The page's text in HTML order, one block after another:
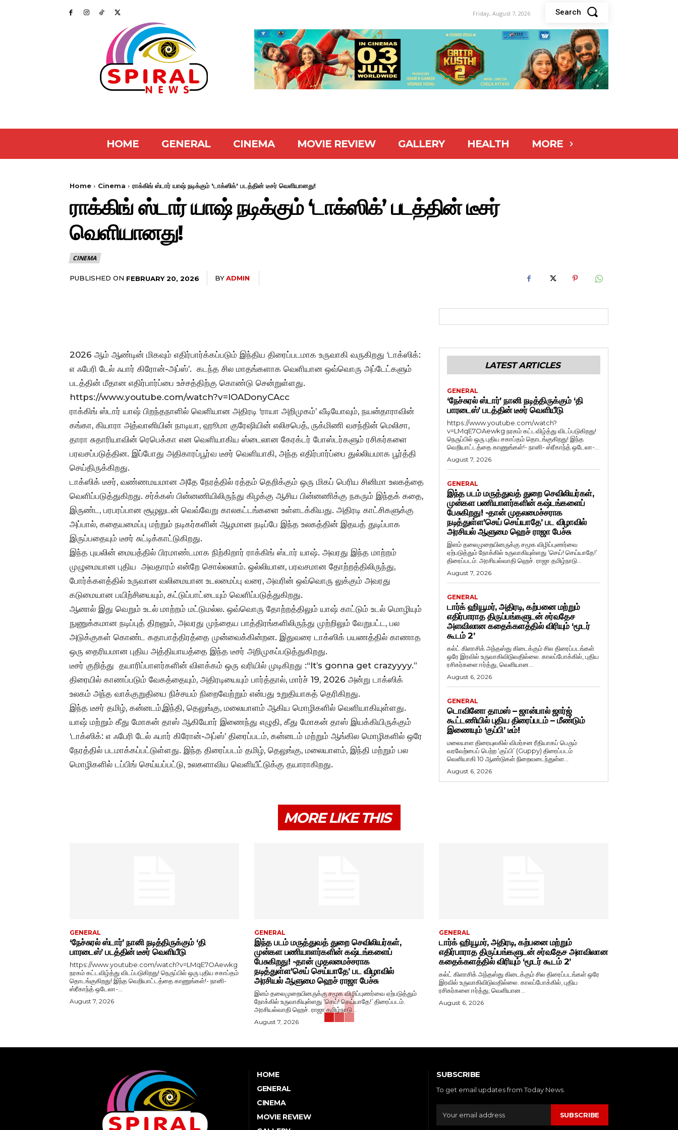
Friday, August 7, 2026 Search
HOME GENERAL CINEMA MOVIE REVIEW GALLERY HEALTH MORE
Home Cinema ராக்கிங் ஸ்டார் யாஷ் நடிக்கும் 'டாக்ஸிக்' படத்தின் டீசர் வெளியானது!
ராக்கிங் ஸ்டார் யாஷ் நடிக்கும் ‘டாக்ஸிக்’ படத்தின் டீசர்
வெளியானது!
CINEMA
PUBLISHED ON FEBRUARY 20, 2026 BYADMIN
2026 ஆம் ஆண்டின் மிகவும் எதிர்பார்க்கப்படும் இந்திய திரைப்படமாக உருவாகி வருகிறது ‘டாக்ஸிக்:
எ ஃபேரி டேல் ஃபார் கிரோன்-அப்ஸ்’. கடந்த சில மாதங்களாக வெளியான ஒவ்வொரு அப்டேட்களும்
படத்தின் மீதான எதிர்பார்ப்பை உச்சத்திற்கு கொண்டு சென்றுள்ளது.
https://www.youtube.com/watch?v=IOADonyCAcc
ராக்கிங் ஸ்டார் யாஷ் பிறந்தநாளில் வெளியான அதிரடி ‘ராயா அறிமுகம்’ வீடியோவும், நயன்தாராவின்
கங்கா, கியாரா அத்வானியின் நாடியா, ஹூமா குரேஷியின் எலிசபெத், ருக்மிணி வசந்தின் மெலிசா,
தாரா சுதாரியாவின் ரெபெக்கா என வெளியாகிய ஸ்டைலான கேரக்டர் போஸ்டர்களும் ரசிகர்களை
பரவசப்படுத்தின. இப்போது அதிகாரப்பூர்வ டீசர் வெளியாகி, அந்த எதிர்பார்ப்பை துல்லியமாக பூர்த்தி
செய்திருக்கிறது.
டாக்ஸிக் டீசர், வண்ணமயமான அதே நேரத்தில் ரத்தம் தெறிக்கும் ஒரு மிகப் பெரிய சினிமா உலகத்தை
வெளிப்படுத்துகிறது. சர்க்கஸ் பின்னணியிலிருந்து கிழக்கு ஆசிய பின்னணிக்கு நகரும் இந்தக் கதை,
இருண்ட, பரபரப்பான சூழலுடன் வெவ்வேறு காலகட்டங்களை உள்ளடக்கியது. அதிரடி காட்சிகளுக்கு
அப்பால், கதையமைப்பு மற்றும் நடிகர்களின் ஆழமான நடிப்பே இந்த உலகத்தின் இதயத் துடிப்பாக
இருப்பதையும் டீசர் சுட்டிக்காட்டுகிறது.
இந்த புயலின் மையத்தில் பிரமாண்டமாக நிற்கிறார் ராக்கிங் ஸ்டார் யாஷ். அவரது இந்த மாற்றம்
முழுமையான புதிய அவதாரம் என்றே சொல்லலாம். ஒல்லியான, பரவசமான தோற்றத்திலிருந்து,
போர்க்களத்தில் உருவான வலிமையான உடலமைப்பு வரை, அவரின் ஒவ்வொரு லுக்கும் அவரது
கடுமையான பயிற்சியையும், கட்டுப்பாட்டையும் வெளிப்படுத்துகிறது.
ஆனால் இது வெறும் உடல் மாற்றம் மட்டுமல்ல. ஒவ்வொரு தோற்றத்திலும் யாஷ் காட்டும் உடல் மொழியும்
நுணுக்கமான நடிப்புத் திறனும், அவரது முந்தைய பாத்திரங்களிலிருந்து முற்றிலும் வேறுபட்ட, பல
அடுக்குகள் கொண்ட கதாபாத்திரத்தை முன்வைக்கின்றன. இதுவரை டாக்ஸிக் பயணத்தில் காணாத
ஒரு தைரியமான புதிய அத்தியாயத்தை இந்த டீசர் அறிமுகப்படுத்துகிறது.
டீசர் குறித்து தயாரிப்பாளர்களின் விளக்கம் ஒரு வரியில் முடிகிறது :“It’s gonna get crazyyyy.”
திரையில் காணப்படும் வேகத்தையும், அதிரடியையும் பார்த்தால், மார்ச் 19, 2026 அன்று டாக்ஸிக்
உலகம் அந்த வாக்குறுதியை நிச்சயம் நிறைவேற்றும் என்பது உறுதியாகத் தெரிகிறது.
இந்த டீசர் தமிழ், கன்னடம்,இந்தி, தெலுங்கு, மலையாளம் ஆகிய மொழிகளில் வெளியாகியுள்ளது.
யாஷ் மற்றும் கீது மோகன் தாஸ் ஆகியோர் இணைந்து எழுதி, கீது மோகன் தாஸ் இயக்கியிருக்கும்
‘டாக்ஸிக்: எ ஃபேரி டேல் ஃபார் கிரோன்-அப்ஸ்’ திரைப்படம், கன்னடம் மற்றும் ஆங்கில மொழிகளில் ஒரே
நேரத்தில் படமாக்கப்பட்டுள்ளது. இந்த திரைப்படம் தமிழ், தெலுங்கு, மலையாளம், இந்தி மற்றும் பல
மொழிகளில் டப்பிங் செய்யப்பட்டு, உலகளாவிய வெளியீட்டுக்கு தயாராகிறது.
LATEST ARTICLES
GENERAL
‘நேச்சுரல் ஸ்டார்’ நானி நடித்திருக்கும் ‘தி
பாரடைஸ்’ படத்தின் டீசர் வெளியீடு
https://www.youtube.com/watch?
v=LMqE7OAewkg நரகம் கட்டவிழ்த்து விடப்படுகிறது!
நெருப்பில் ஒரு புதிய சகாப்தம் தொடங்குகிறது! இந்த
வெறியாட்டத்தை காணுங்கள்!- நானி- ஸ்ரீகாந்த் ஒடேலா-...
August 7, 2026
GENERAL
இந்த படம் மருத்துவத் துறை செவிலியர்கள்,
முன்கள பணியாளர்களின் கஷ்டங்களைப்
பேசுகிறது! -தான் முதலமைச்சராக
நடித்துள்ள’செய் செய்யாதே’ பட விழாவில்
அரசியல் ஆளுமை ஹெச் ராஜா பேச்சு
இளம் தலைமுறையினருக்கு சமூக விழிப்புணர்வை
ஏற்படுத்தும் நோக்கில் உருவாகியுள்ளது ‘செய்! செய்யாதே!’
திரைப்படம். அரசியல்வாதி ஹெச். ராஜா தமிழ்நாடு...
August 7, 2026
GENERAL
டார்க் ஹியூமர், அதிரடி, கற்பனை மற்றும்
எதிர்பாராத திருப்பங்களுடன் சர்வதேச
அளவிலான கதைக்களத்தில் விரியும் ‘மூடர்
கூடம் 2’
கல்ட் கிளாசிக் அந்தஸ்து கிடைக்கும் சில திரைப்படங்கள்
ஒரே இரவில் உருவாகிவிடுவதில்லை. காலப்போக்கில், புதிய
ரசிகர்களை ஈர்த்து, வெளியான...
August 6, 2026
GENERAL
டொவினோ தாமஸ் – ஜான்பால் ஜார்ஜ்
கூட்டணியில் புதிய திரைப்படம் – மீண்டும்
இணையும் ‘குப்பி’ டீம்!
மலையாள திரையுலகில் விமர்சன ரீதியாகப் பெரும்
வரவேற்பைப் பெற்ற ‘குப்பி’ (Guppy) திரைப்படம்
வெளியாகி 10 ஆண்டுகள் நிறைவடைந்துள்ள...
August 6, 2026
MORE LIKE THIS
GENERAL
‘நேச்சுரல் ஸ்டார்’ நானி நடித்திருக்கும் ‘தி
பாரடைஸ்’ படத்தின் டீசர் வெளியீடு
https://www.youtube.com/watch?v=LMqE7OAewkg
நரகம் கட்டவிழ்த்து விடப்படுகிறது! நெருப்பில் ஒரு புதிய சகாப்தம்
தொடங்குகிறது! இந்த வெறியாட்டத்தை காணுங்கள்!- நானி-
ஸ்ரீகாந்த் ஒடேலா-...
August 7, 2026
GENERAL
இந்த படம் மருத்துவத் துறை செவிலியர்கள்,
முன்கள பணியாளர்களின் கஷ்டங்களைப்
பேசுகிறது! -தான் முதலமைச்சராக
நடித்துள்ள’செய் செய்யாதே’ பட விழாவில்
அரசியல் ஆளுமை ஹெச் ராஜா பேச்சு
இளம் தலைமுறையினருக்கு சமூக விழிப்புணர்வை ஏற்படுத்தும்
நோக்கில் உருவாகியுள்ளது ‘செய்! செய்யாதே!’ திரைப்படம்.
அரசியல்வாதி ஹெச். ராஜா தமிழ்நாடு...
August 7, 2026
GENERAL
டார்க் ஹியூமர், அதிரடி, கற்பனை மற்றும்
எதிர்பாராத திருப்பங்களுடன் சர்வதேச அளவிலான
கதைக்களத்தில் விரியும் ‘மூடர் கூடம் 2’
கல்ட் கிளாசிக் அந்தஸ்து கிடைக்கும் சில திரைப்படங்கள் ஒரே
இரவில் உருவாகிவிடுவதில்லை. காலப்போக்கில், புதிய
ரசிகர்களை ஈர்த்து, வெளியான...
August 6, 2026
HOME
GENERAL
CINEMA
MOVIE REVIEW
SUBSCRIBE
To get email updates from Today News.
SUBSCRIBE